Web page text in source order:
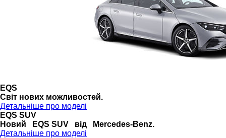
EQS
Cвіт нових можливостей.
Детальніше про моделі
EQS SUV
Новий EQS SUV від Mercedes-Benz.
Детальніше про моделі